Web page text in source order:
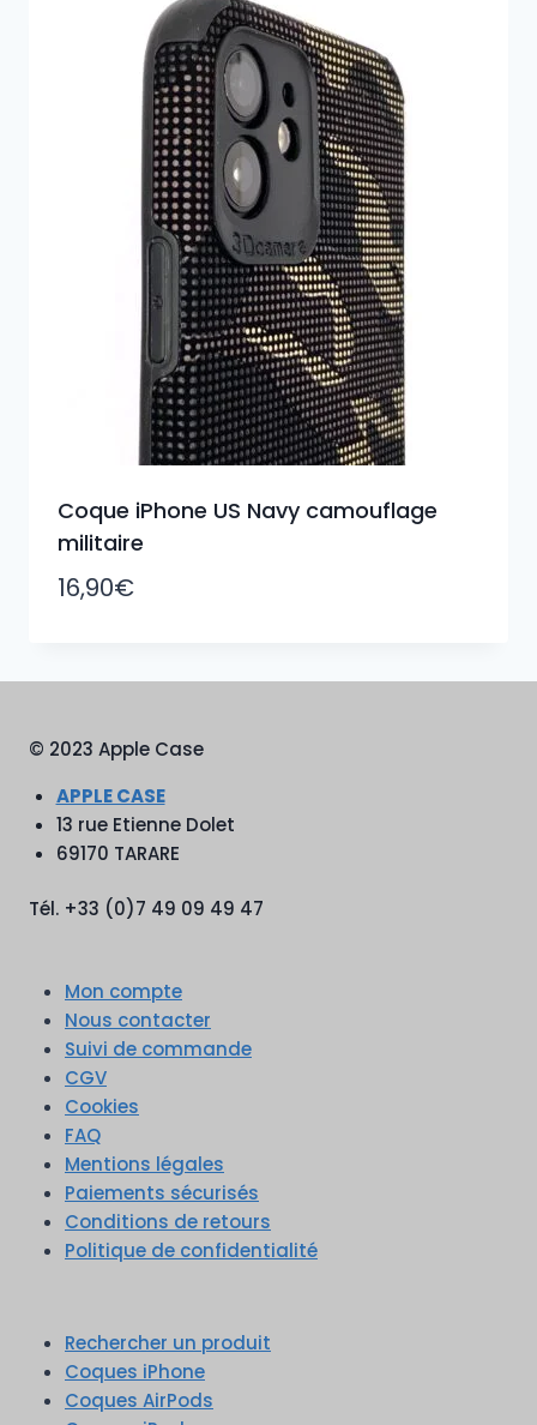
Coque iPhone US Navy camouflage
militaire
16,90€
© 2023 Apple Case
APPLE CASE
13 rue Etienne Dolet
69170 TARARE
Tél. +33 (0)7 49 09 49 47
Mon compte
Nous contacter
Suivi de commande
CGV
Cookies
FAQ
Mentions légales
Paiements sécurisés
Conditions de retours
Politique de confidentialité
Rechercher un produit
Coques iPhone
Coques AirPods